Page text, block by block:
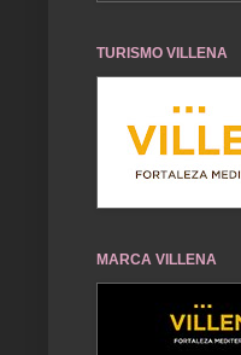
TURISMO VILLENA
MARCA VILLENA